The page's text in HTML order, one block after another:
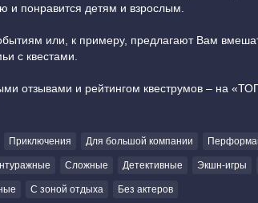
и понравится детям и взрослым.
или, к примеру, предлагают Вам
с квестами.
отзывами и рейтингом квеструмов – на
Приключения Для большой компании
Сложные Детективные Экшн-игры
С зоной отдыха Без актеров